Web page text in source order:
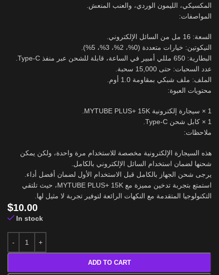
المكسيكي، الليمون الوردي، والعنب المنعش.
المواصفات:
السعة: 16 مل من السائل الإلكتروني.
النيكوتين: خيارات متعددة (0%، 2%، 3%، 5%).
البطارية: 650 مللي أمبير في الساعة، قابلة للشحن عبر منفذ Type-C.
عدد السحبات: حتى 15,000 سحبة.
الملف: ملف شبكي بمقاومة 1.0 أوم.
محتويات العبوة:
1 × سيجارة إلكترونية MYTUBE PLUS+ 15K.
1 × كابل شحن Type-C.
ملاحظات:
هذه السيجارة الإلكترونية مخصصة للاستخدام مرة واحدة، ولكن يمكن
شحنها لضمان استخدام السائل الإلكتروني بالكامل.
يرجى شحن الجهاز بالكامل قبل الاستخدام الأول لضمان أفضل أداء.
استمتع بتجربة تدخين مميزة مع MYTUBE PLUS+ 15K، حيث تلتقي
التكنولوجيا المتقدمة مع النكهات الرائعة لتوفير تجربة لا مثيل لها.
$10.00
In stock
ADD TO CART